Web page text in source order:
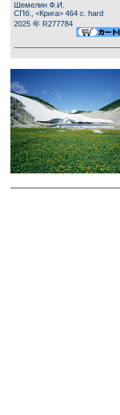
Шемелин Ф.И.
СПб., <Крига> 464 c. hard
2025 年 R277784